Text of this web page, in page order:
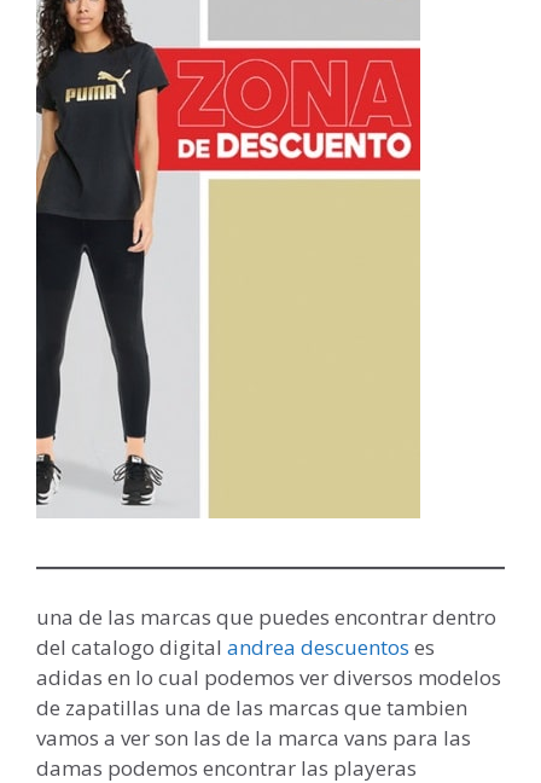
una de las marcas que puedes encontrar dentro
del catalogo digital andrea descuentos es
adidas en lo cual podemos ver diversos modelos
de zapatillas una de las marcas que tambien
vamos a ver son las de la marca vans para las
damas podemos encontrar las playeras